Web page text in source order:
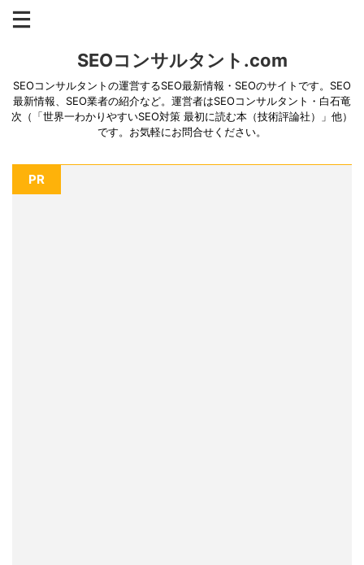
SEOコンサルタント.com
SEOコンサルタントの運営するSEO最新情報・SEOのサイトです。SEO
最新情報、SEO業者の紹介など。運営者はSEOコンサルタント・白石竜
次（「世界一わかりやすいSEO対策 最初に読む本（技術評論社）」他）
です。お気軽にお問合せください。
PR